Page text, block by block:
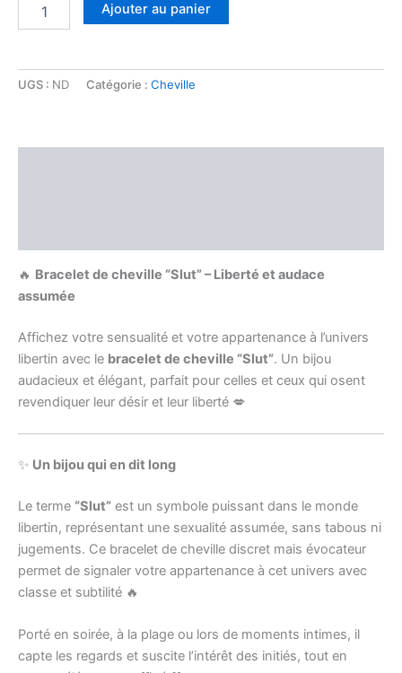
Ajouter au panier
UGS : ND Catégorie : Cheville
🔥 Bracelet de cheville “Slut” – Liberté et audace
assumée
Affichez votre sensualité et votre appartenance à l’univers
libertin avec le bracelet de cheville “Slut”. Un bijou
audacieux et élégant, parfait pour celles et ceux qui osent
revendiquer leur désir et leur liberté 💋
✨ Un bijou qui en dit long
Le terme “Slut” est un symbole puissant dans le monde
libertin, représentant une sexualité assumée, sans tabous ni
jugements. Ce bracelet de cheville discret mais évocateur
permet de signaler votre appartenance à cet univers avec
classe et subtilité 🔥
Porté en soirée, à la plage ou lors de moments intimes, il
capte les regards et suscite l’intérêt des initiés, tout en